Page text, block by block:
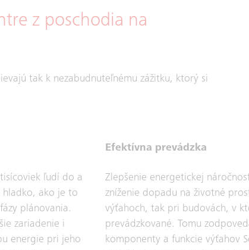
z poschodia na
tak k nezabudnuteľnému zážitku, ktorý si
ľudí do a
hladko, ako je to
plánovania.
zariadenie i
energie pri jeho
Efektívna prevádzka
Zlepšenie energetickej
zníženie dopadu na životné
výťahoch, tak pri budovách, v
prevádzkované. Tomu
komponenty a funkcie výťahov